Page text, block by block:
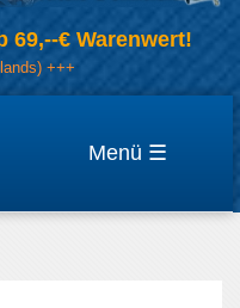
69,--€ Warenwert!
+++
☰